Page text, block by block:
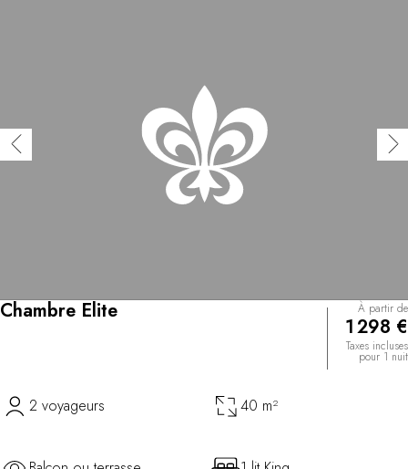
Chambre Elite À partir de
1 298 €
Taxes incluses
pour 1 nuit
2 voyageurs 40 m²